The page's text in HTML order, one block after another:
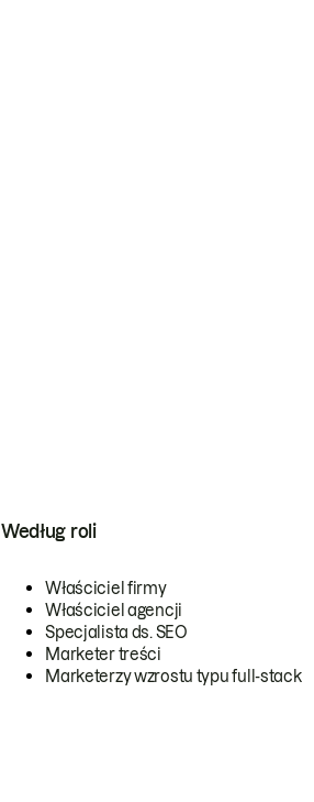
Według roli
Właściciel firmy
Właściciel agencji
Specjalista ds. SEO
Marketer treści
Marketerzy wzrostu typu full-stack